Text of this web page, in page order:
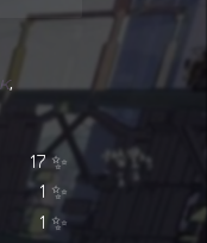
к,
17✨
1 ✨
1 ✨